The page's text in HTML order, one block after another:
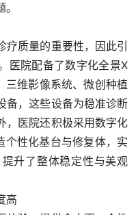
质量的重要性，因此引
医院配备了数字化全景X
维影像系统、微创种植
备，这些设备为稳准诊断
，医院还积极采用数字化
性化基台与修复体，实
升了整体稳定性与美观
高